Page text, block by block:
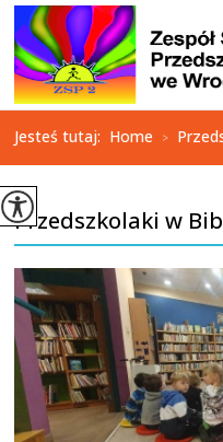
Jesteś tutaj: Home >
Przedszkolaki w